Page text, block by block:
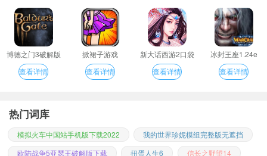
博德之门3破解版
查看详情
掀裙子游戏
查看详情
新大话西游2口袋
版
查看详情
冰封王座1.24e
查看详情
热门词库
模拟火车中国站手机版下载2022
我的世界珍妮模组完整版无遮挡
欧陆战争5亚瑟王破解版下载
扭蛋人生6
信长之野望14